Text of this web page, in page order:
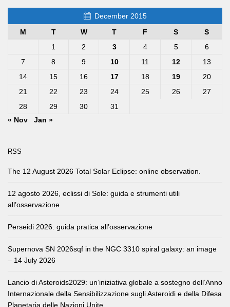
December 2015
M
T W T F S
S
1
2 3 4 5
6
7
8 9 10 11 12
13
14
15 16 17 18 19
20
21
22 23 24 25 26
27
28
29 30
31
« Nov
Jan »
RSS
The 12 August 2026 Total Solar Eclipse: online observation.
12 agosto 2026, eclissi di Sole: guida e strumenti utili
all’osservazione
Perseidi 2026: guida pratica all’osservazione
Supernova SN 2026sqf in the NGC 3310 spiral galaxy: an image
– 14 July 2026
Lancio di Asteroids2029: un’iniziativa globale a sostegno dell’Anno
Internazionale della Sensibilizzazione sugli Asteroidi e della Difesa
Planetaria delle Nazioni Unite.